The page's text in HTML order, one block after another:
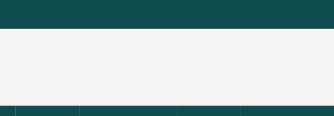
Ngày 2 Đêm